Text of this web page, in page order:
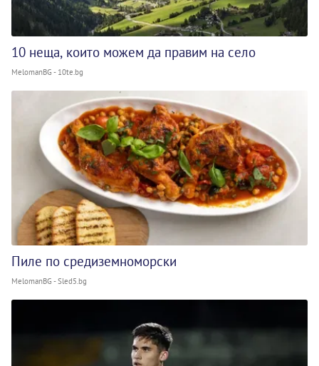
10 неща, които можем да правим на село
MelomanBG - 10te.bg
Пиле по средиземноморски
MelomanBG - Sled5.bg